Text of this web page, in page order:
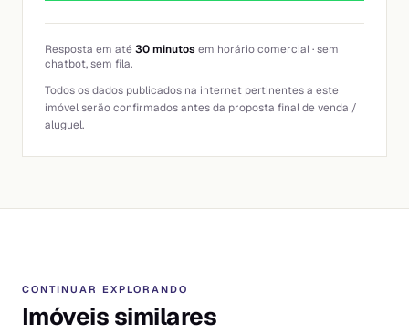
Resposta em até30 minutos em horário comercial · sem
chatbot, sem fila.
Todos os dados publicados na internet pertinentes a este
imóvel serão confirmados antes da proposta final de venda /
aluguel.
CONTINUAR EXPLORANDO
Imóveis similares